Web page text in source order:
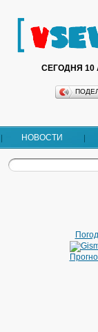
СЕГОДНЯ 10
НОВОСТИ